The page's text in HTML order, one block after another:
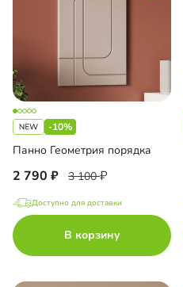
-10%
Панно Геометрия порядка
2 790 3 100
Доступно для доставки
В корзину